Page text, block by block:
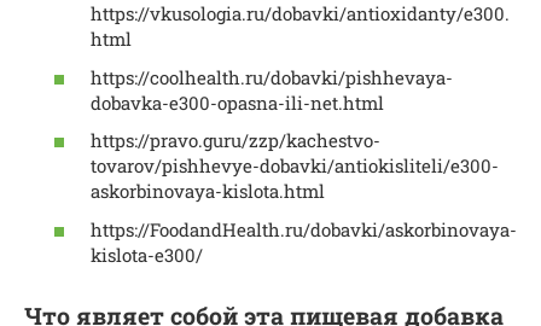
https://vkusologia.ru/dobavki/antioxidanty/e300.
html
https://coolhealth.ru/dobavki/pishhevaya-
dobavka-e300-opasna-ili-net.html
https://pravo.guru/zzp/kachestvo-
tovarov/pishhevye-dobavki/antiokisliteli/e300-
askorbinovaya-kislota.html
https://FoodandHealth.ru/dobavki/askorbinovaya-
kislota-e300/
Что являет собой эта пищевая добавка